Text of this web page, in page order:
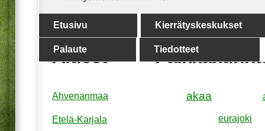
Etusivu Kierrätyskeskukset
Palaute Tiedotteet
akaa
eurajoki
Alueet
Ahvenanmaa
Etelä-Karjala